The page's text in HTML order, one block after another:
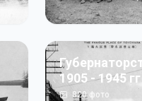
1905 - 1945 гг
820фото